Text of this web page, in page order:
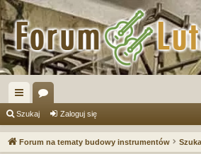
ię
ce
or
a
Szukaj Zaloguj się
Forum na tematy budowy instrumentów